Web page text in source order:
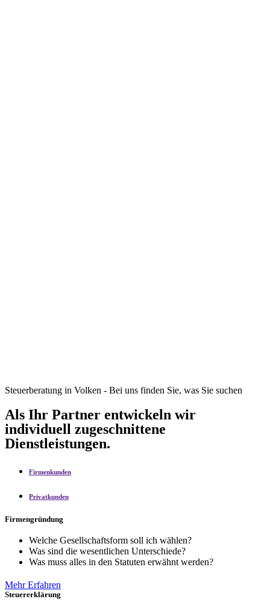
Steuerberatung in Volken - Bei uns finden Sie, was Sie suchen
Als Ihr Partner entwickeln wir
individuell zugeschnittene
Dienstleistungen.
Firmenkunden
Privatkunden
Firmengründung
Welche Gesellschaftsform soll ich wählen?
Was sind die wesentlichen Unterschiede?
Was muss alles in den Statuten erwähnt werden?
Mehr Erfahren
Steuererklärung